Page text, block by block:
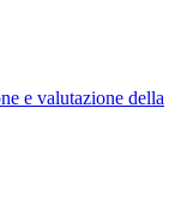
e valutazione della